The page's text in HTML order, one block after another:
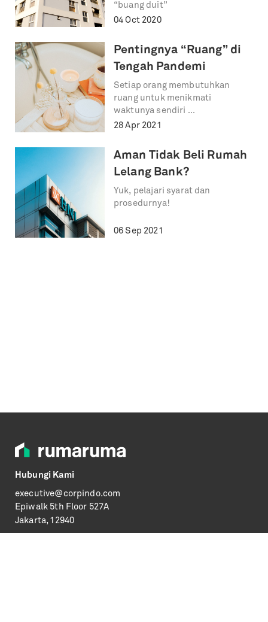
“buang duit”
04 Oct 2020
Pentingnya “Ruang” di
Tengah Pandemi
Setiap orang membutuhkan
ruang untuk menikmati
waktunya sendiri
28 Apr 2021
Aman Tidak Beli Rumah
Lelang Bank?
Yuk, pelajari syarat dan
prosedurnya!
06 Sep 2021
Hubungi Kami
executive@corpindo.com
Epiwalk 5th Floor 527A
Jakarta, 12940